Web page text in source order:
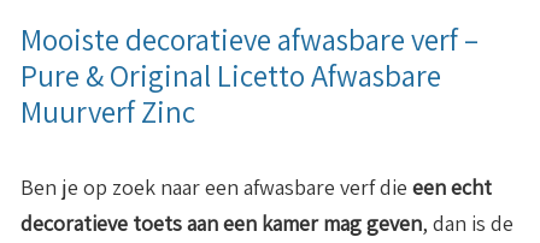
Mooiste decoratieve afwasbare verf –
Pure & Original Licetto Afwasbare
Muurverf Zinc
Ben je op zoek naar een afwasbare verf die een echt
decoratieve toets aan een kamer mag geven, dan is de